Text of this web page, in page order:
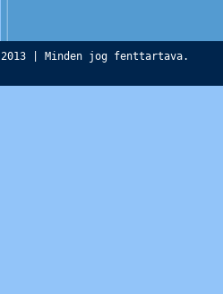
2013 | Minden jog fenttartava.